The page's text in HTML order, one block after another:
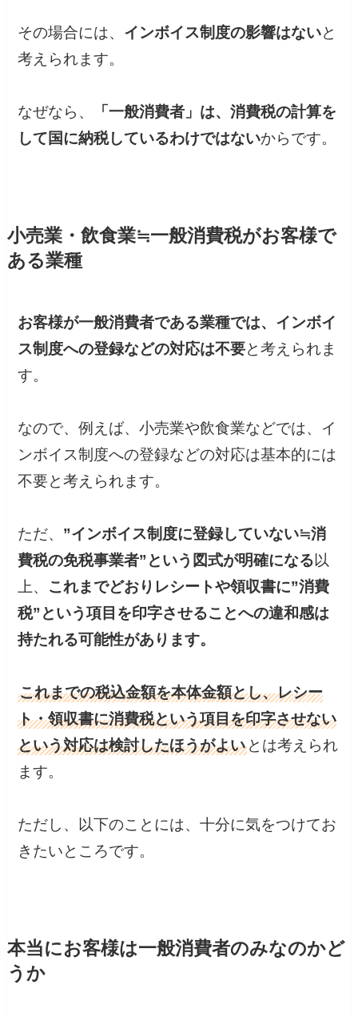
その場合には、 インボイス制度の影響はないと
考えられます。
なぜなら、
「一般消費者」は、消費税の計算を
して国に納税しているわけではないからです。
小売業・飲食業≒一般消費税がお客様で
ある業種
お客様が一般消費者である業種では、インボイ
ス制度への登録などの対応は不要と考えられま
す。
なので、例えば、小売業や飲食業などでは、イ
ンボイス制度への登録などの対応は基本的には
不要と考えられます。
ただ、 ”インボイス制度に登録していない≒消
費税の免税事業者”という図式が明確になる以
上、 これまでどおりレシートや領収書に”消費
税”という項目を印字させることへの違和感は
持たれる可能性があります。
これまでの税込金額を本体金額とし、レシー
ト・領収書に消費税という項目を印字させない
という対応は検討したほうがよい とは考えられ
ます。
ただし、以下のことには、十分に気をつけてお
きたいところです。
本当にお客様は一般消費者のみなのかど
うか